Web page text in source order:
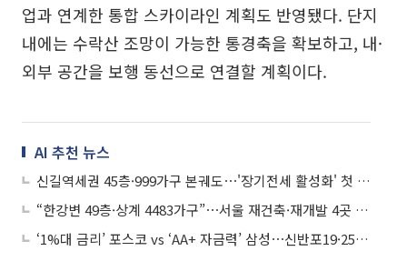
업과 연계한 통합 스카이라인 계획도 반영됐다. 단지
내에는 수락산 조망이 가능한 통경축을 확보하고, 내·
외부 공간을 보행 동선으로 연결할 계획이다.
AI 추천 뉴스
신길역세권 45층·999가구 본궤도⋯'장기전세 활성화' 첫 적용
“한강변 49층·상계 4483가구”⋯서울 재건축·재개발 4곳 속도
‘1%대 금리’ 포스코 vs ‘AA+ 자금력’ 삼성⋯신반포19·25차 수주전 후끈